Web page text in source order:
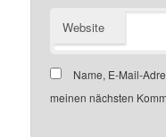
Website
Name, E-Mail-
meinen nächsten